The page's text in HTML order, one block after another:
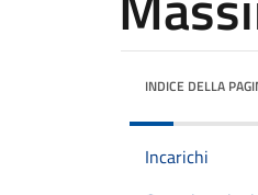
INDICE DELLA
Incarichi